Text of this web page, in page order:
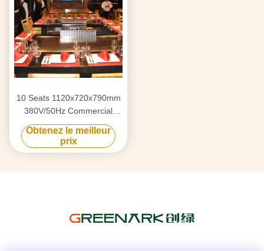
10 Seats 1120x720x790mm
380V/50Hz Commercial
Teppanyaki Grill Table with
Stainless Steel 304
Construction
Obtenez le meilleur
prix